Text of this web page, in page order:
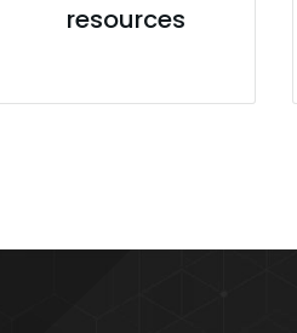
resources